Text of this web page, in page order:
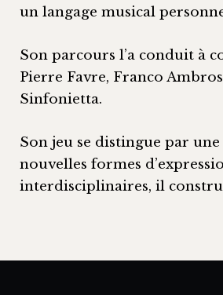
un langage musical
Son parcours l’a conduit à
Pierre Favre, Franco
Sinfonietta.
Son jeu se distingue par
nouvelles formes
interdisciplinaires, il